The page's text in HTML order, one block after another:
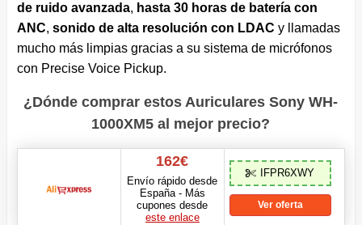
de ruido avanzada, hasta 30 horas de batería con
ANC, sonido de alta resolución con LDAC y llamadas
mucho más limpias gracias a su sistema de micrófonos
con Precise Voice Pickup.
¿Dónde comprar estos Auriculares Sony WH-
1000XM5 al mejor precio?
162€
Envío rápido desde
España - Más
cupones desde
este enlace
IFPR6XWY
Ver oferta